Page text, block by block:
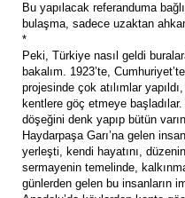
Bu yapılacak referanduma
bulaşma, sadece uzaktan
*
Peki, Türkiye nasıl geldi
bakalım. 1923’te,
projesinde çok atılımlar
kentlere göç etmeye başladılar.
döşeğini denk yapıp bütün
Haydarpaşa Garı’na gelen
yerleşti, kendi hayatını,
sermayenin temelinde,
günlerden gelen bu insanların